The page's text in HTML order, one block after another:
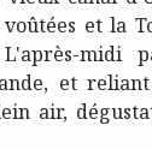
voûtées et la
midi
et
air,